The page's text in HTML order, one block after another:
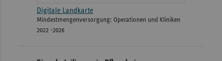
Digitale Landkarte
Mindestmengenversorgung: Operationen und Kliniken
2022 -2026